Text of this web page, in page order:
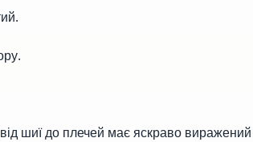
шиї до плечей має яскраво